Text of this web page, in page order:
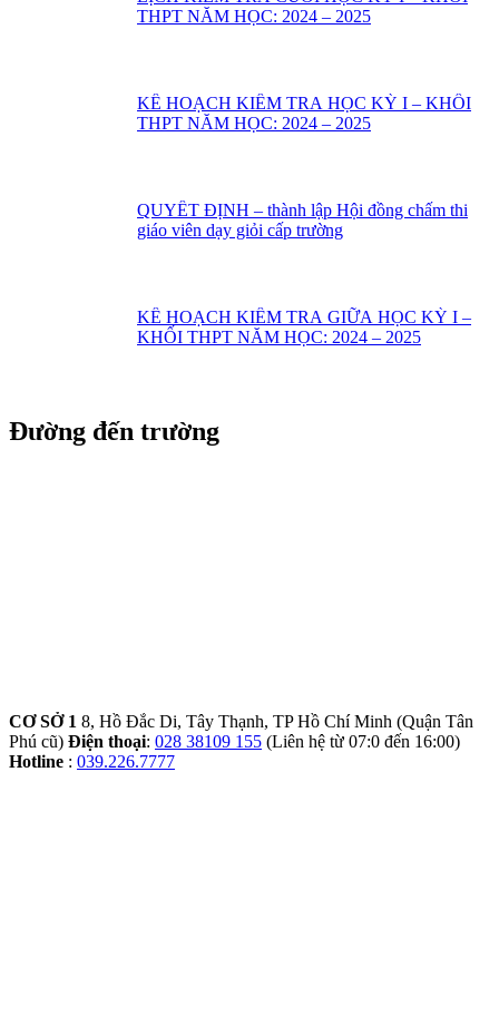
THPT NĂM HỌC: 2024 – 2025
KẾ HOẠCH KIỂM TRA HỌC KỲ I – KHỔI
THPT NĂM HỌC: 2024 – 2025
QUYẾT ĐỊNH – thành lập Hội đồng chấm thi
giáo viên dạy giỏi cấp trường
KẾ HOẠCH KIỂM TRA GIỮA HỌC KỲ I –
KHỐI THPT NĂM HỌC: 2024 – 2025
Đường đến trường
CƠ SỞ 1 8, Hồ Đắc Di, Tây Thạnh, TP Hồ Chí Minh (Quận Tân
Phú cũ) Điện thoại: 028 38109 155 (Liên hệ từ 07:0 đến 16:00)
Hotline : 039.226.7777